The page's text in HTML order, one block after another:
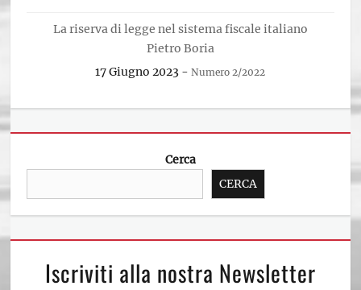
La riserva di legge nel sistema fiscale italiano
Pietro Boria
17 Giugno 2023 -Numero 2/2022
Cerca
CERCA
Iscriviti alla nostra Newsletter